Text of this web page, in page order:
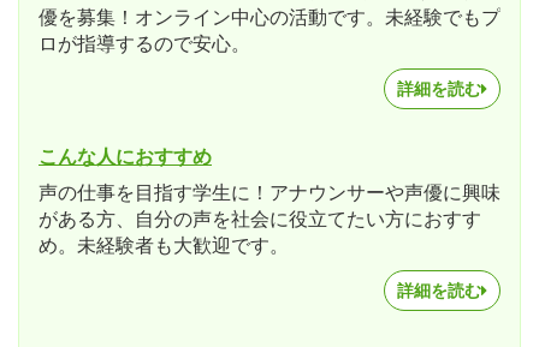
優を募集！オンライン中心の活動です。未経験でもプ
ロが指導するので安心。
詳細を読む
こんな人におすすめ
声の仕事を目指す学生に！アナウンサーや声優に興味
がある方、自分の声を社会に役立てたい方におすす
め。未経験者も大歓迎です。
詳細を読む